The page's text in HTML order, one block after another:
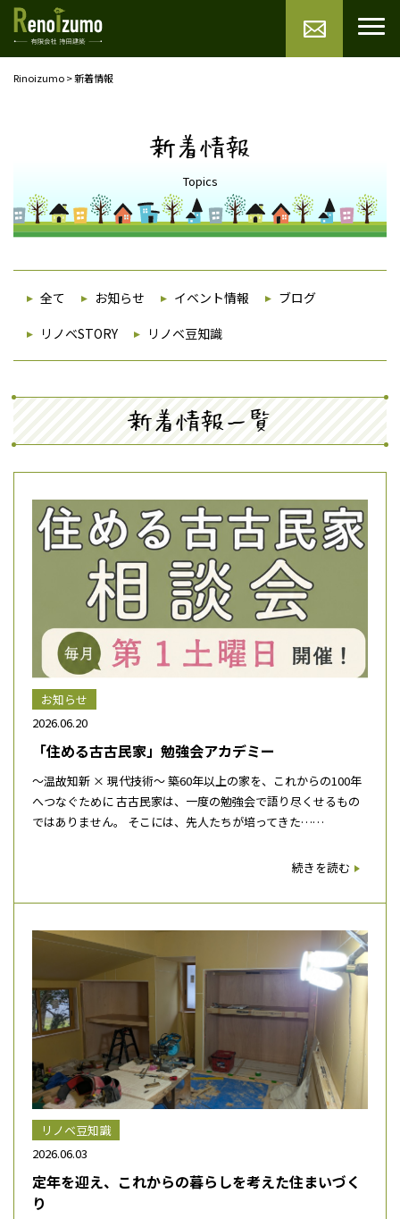
Rinoizumo>新着情報
新着情報
Topics
全て お知らせ イベント情報
ブログ
リノベSTORY
リノベ豆知識
新着情報一覧
お知らせ
2026.06.20
「住める古古民家」勉強会アカデミー
～温故知新 × 現代技術～ 築60年以上の家を、これからの100年
へつなぐために 古古民家は、一度の勉強会で語り尽くせるもの
ではありません。 そこには、先人たちが培ってきた……
続きを読む
リノベ豆知識
2026.06.03
定年を迎え、これからの暮らしを考えた住まいづく
り